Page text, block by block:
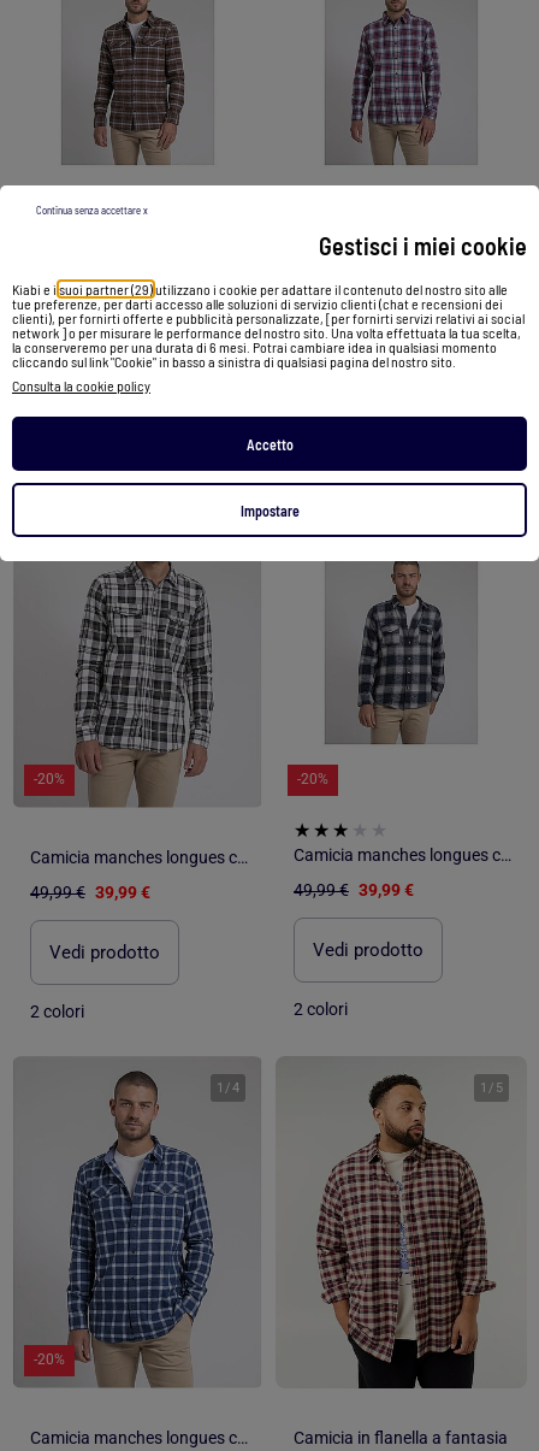
Gestisci i miei cookie
Kiabi e i suoi partner (29)utilizzano i cookie per adattare il contenuto del nostro sito alle
tue preferenze, per darti accesso alle soluzioni di servizio clienti (chat e recensioni dei
clienti), per fornirti offerte e pubblicità personalizzate, [per fornirti servizi relativi ai social
network ] o per misurare le performance del nostro sito. Una volta effettuata la tua scelta,
la conserveremo per una durata di 6 mesi. Potrai cambiare idea in qualsiasi momento
cliccando sul link "Cookie" in basso a sinistra di qualsiasi pagina del nostro sito.
Consulta la cookie policy
Accetto
Impostare
Continua senza accettare x
49,99 € 39,99 €
Vedi prodotto
44,99 € 35,99 €
Vedi prodotto
-20%
Camicia manches longues carreaux pur coton flanelle TELIMAX
49,99 € 39,99 €
Vedi prodotto
2 colori
-20%
Camicia manches longues carreaux pur coton flanelle TELOROK
49,99 € 39,99 €
Vedi prodotto
2 colori
1 /4
-20%
Camicia manches longues carreaux pur coton flanelle TOLFOX
1 / 5
Camicia in flanella a fantasia